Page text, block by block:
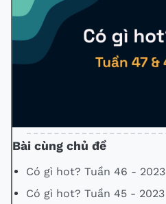
Bài cùng chủ đề
Có gì hot? Tuần 46 - 2023
Có gì hot? Tuần 45 - 2023